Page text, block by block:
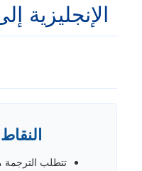
الإنجليزية
تتطلب الترجمة